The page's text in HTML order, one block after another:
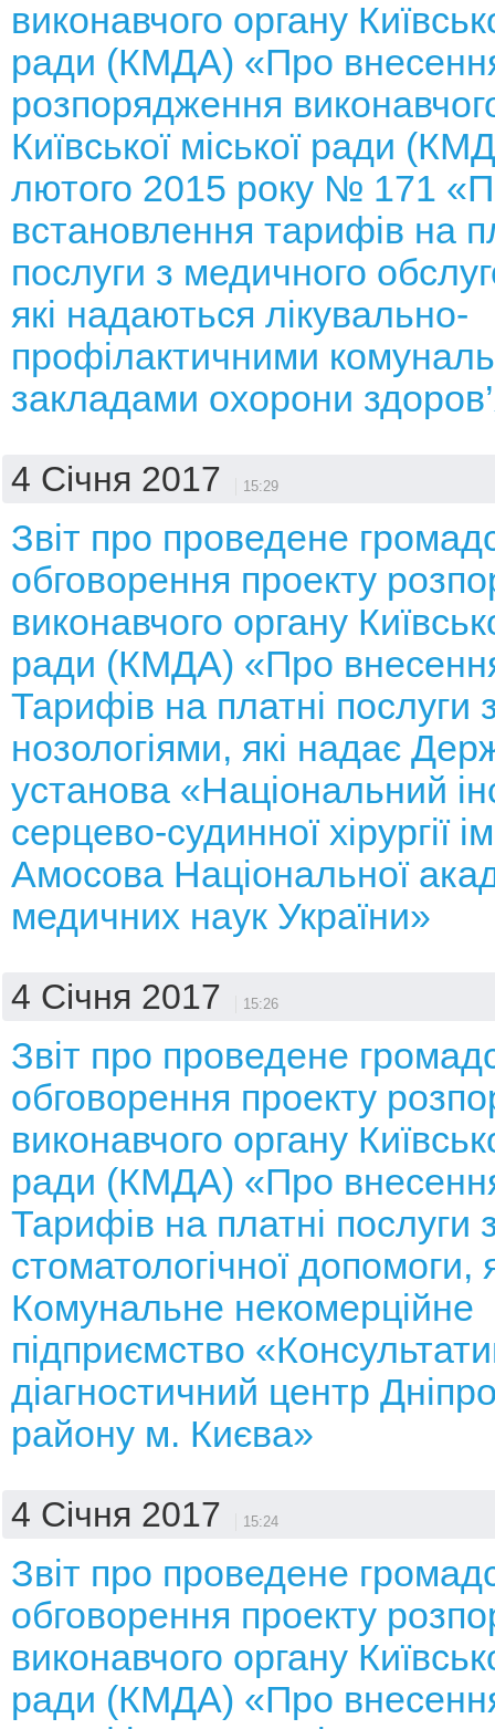
виконавчого органу
ради (КМДА) «Про
розпорядження
Київської міської ради
лютого 2015 року № 171
встановлення тарифів на
послуги з медичного
які надаються лікувально-
профілактичними
закладами охорони
4 Січня 2017 15:29
Звіт про проведене
обговорення проекту
виконавчого органу
ради (КМДА) «Про
Тарифів на платні послуги
нозологіями, які надає
установа «Національний
серцево-судинної хірургії
Амосова Національної
медичних наук України»
4 Січня 2017 15:26
Звіт про проведене
обговорення проекту
виконавчого органу
ради (КМДА) «Про
Тарифів на платні послуги
стоматологічної допомоги,
Комунальне некомерційне
підприємство
діагностичний центр
району м. Києва»
4 Січня 2017 15:24
Звіт про проведене
обговорення проекту
виконавчого органу
ради (КМДА) «Про